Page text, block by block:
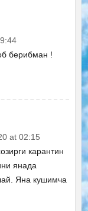
берибман !
at 02:15
карантин
янада
Яна кушимча